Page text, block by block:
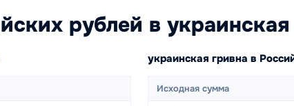
рублей в украинская
украинская гривна в
Исходная сумма